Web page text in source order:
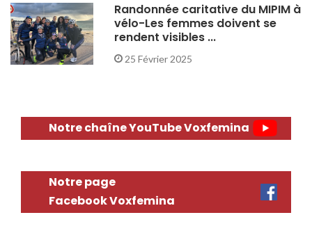
Randonnée caritative du MIPIM à
vélo-Les femmes doivent se
rendent visibles ...
25 Février 2025
Notre chaîne YouTube Voxfemina
Notre page
Facebook Voxfemina